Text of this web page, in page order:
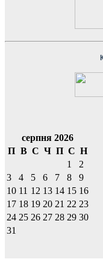
серпня 2026
П В С Ч П С Н
1
2
3
4 5 6 7 8
9
10 11 12 13 14 15 16
17 18 19 20 21 22 23
24 25 26 27 28 29 30
31